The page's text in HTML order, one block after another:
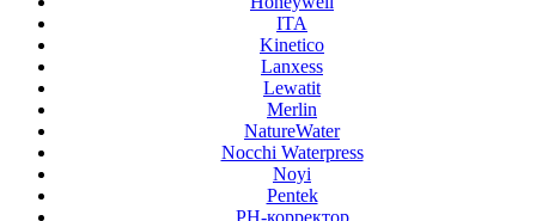
ITA
Kinetico
Lanxess
Lewatit
Merlin
NatureWater
Nocchi Waterpress
Noyi
Pentek